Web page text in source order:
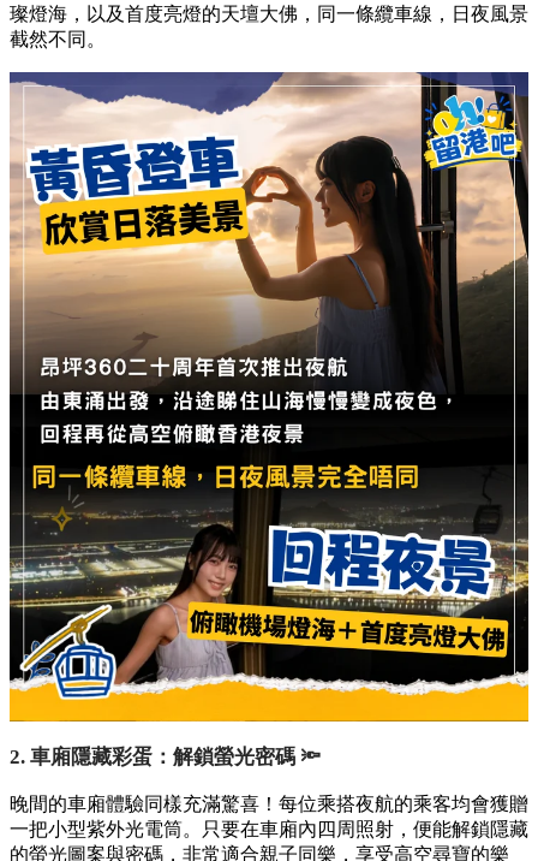
璨燈海，以及首度亮燈的天壇大佛，同一條纜車線，日夜風景
截然不同。
2. 車廂隱藏彩蛋：解鎖螢光密碼 🔦
晚間的車廂體驗同樣充滿驚喜！每位乘搭夜航的乘客均會獲贈
一把小型紫外光電筒。只要在車廂內四周照射，便能解鎖隱藏
的螢光圖案與密碼，非常適合親子同樂，享受高空尋寶的樂